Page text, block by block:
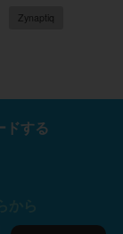
Zynaptiq
ドする